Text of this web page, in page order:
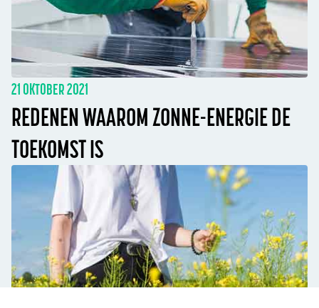
21 OKTOBER 2021
REDENEN WAAROM ZONNE-ENERGIE DE
TOEKOMST IS